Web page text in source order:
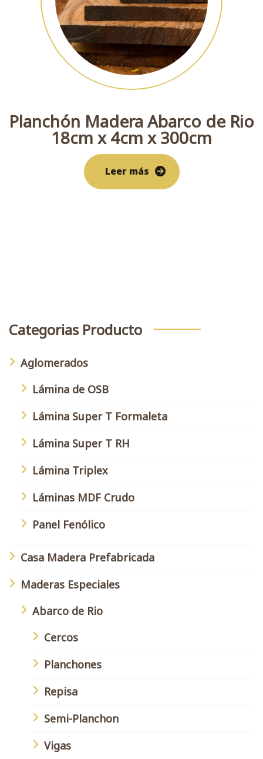
Planchón Madera Abarco de Rio
18cm x 4cm x 300cm
Leer más
Categorias Producto
Aglomerados
Lámina de OSB
Lámina Super T Formaleta
Lámina Super T RH
Lámina Triplex
Láminas MDF Crudo
Panel Fenólico
Casa Madera Prefabricada
Maderas Especiales
Abarco de Rio
Cercos
Planchones
Repisa
Semi-Planchon
Vigas